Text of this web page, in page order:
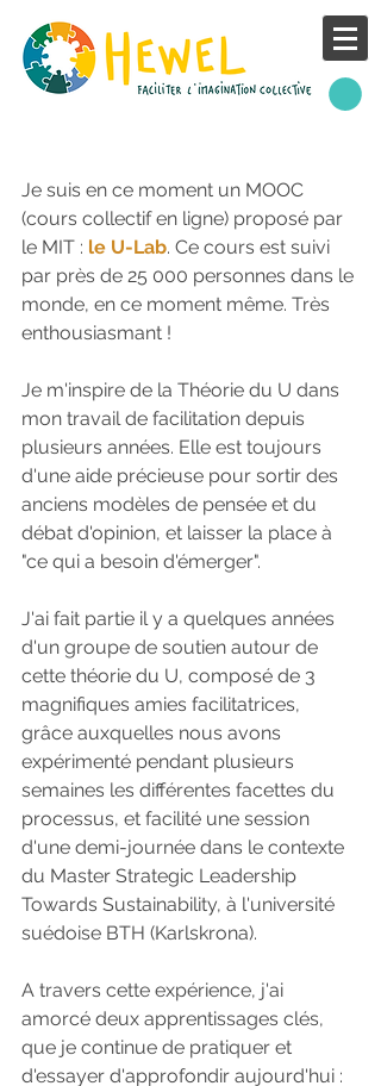
Je suis en ce moment un MOOC
(cours collectif en ligne) proposé par
le MIT : le U-Lab. Ce cours est suivi
par près de 25 000 personnes dans le
monde, en ce moment même. Très
enthousiasmant !
Je m'inspire de la Théorie du U dans
mon travail de facilitation depuis
plusieurs années. Elle est toujours
d'une aide précieuse pour sortir des
anciens modèles de pensée et du
débat d'opinion, et laisser la place à
"ce qui a besoin d'émerger".
J'ai fait partie il y a quelques années
d'un groupe de soutien autour de
cette théorie du U, composé de 3
magnifiques amies facilitatrices,
grâce auxquelles nous avons
expérimenté pendant plusieurs
semaines les différentes facettes du
processus, et facilité une session
d'une demi-journée dans le contexte
du Master Strategic Leadership
Towards Sustainability, à l'université
suédoise BTH (Karlskrona).
A travers cette expérience, j'ai
amorcé deux apprentissages clés,
que je continue de pratiquer et
d'essayer d'approfondir aujourd'hui :